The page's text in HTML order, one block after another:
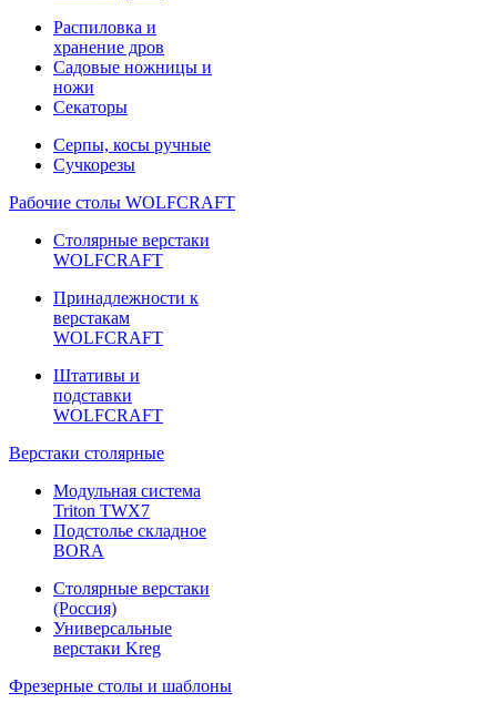
Распиловка и
хранение дров
Садовые ножницы и
ножи
Секаторы
Серпы, косы ручные
Сучкорезы
Рабочие столы WOLFCRAFT
Столярные верстаки
WOLFCRAFT
Принадлежности к
верстакам
WOLFCRAFT
Штативы и
подставки
WOLFCRAFT
Верстаки столярные
Модульная система
Triton TWX7
Подстолье складное
BORA
Столярные верстаки
(Россия)
Универсальные
верстаки Kreg
Фрезерные столы и шаблоны